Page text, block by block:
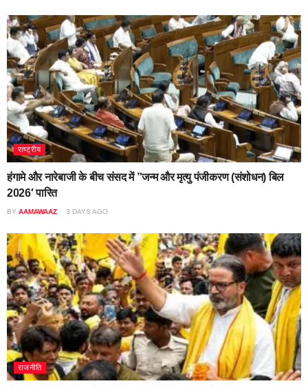
राष्ट्रीय
हंगामे और नारेबाजी के बीच संसद में ”जन्म और मृत्यु पंजीकरण (संशोधन) बिल
2026′ पारित
BY AAMAWAAZ 3 DAYS AGO
राजनीति